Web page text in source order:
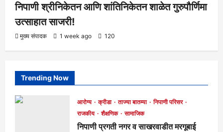
निपाणी श्रीनिकेतन आणि शांतिनिकेतन शाळेत गुरुपौर्णिमा
उत्साहात साजरी!
मुख्य संपादक 1 week ago 120
Trending Now
आरोग्य क्रीडा ताज्या बातम्या
निपाणी परिसर
राजकीय
शैक्षणिक सामाजिक
निपाणी प्रगती नगर व साखरवाडीत मरगूबाई